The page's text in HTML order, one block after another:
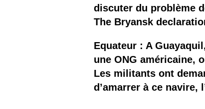
discuter du problème
The Bryansk
Equateur : A
une ONG américaine,
Les militants ont
d’amarrer à ce navire,